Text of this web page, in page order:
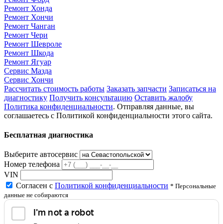
Ремонт Хонда
Ремонт Хончи
Ремонт Чанган
Ремонт Чери
Ремонт Шевроле
Ремонт Шкода
Ремонт Ягуар
Сервис Мазда
Сервис Хончи
Рассчитать стоимость работы Заказать запчасти Записаться на
диагностику Получить консультацию Оставить жалобу
Политика конфиденциальности. Отправляя данные, вы
соглашаетесь с Политикой конфиденциальности этого сайта.
Бесплатная диагностика
Выберите автосервис
Номер телефона
VIN
Согласен с Политикой конфиденциальности * Персональные
данные не собираются